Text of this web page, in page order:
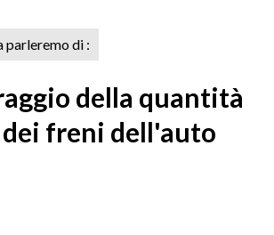
parleremo di :
della quantità
freni dell'auto